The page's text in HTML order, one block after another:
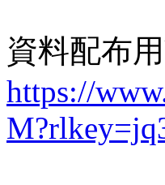
資料配布
https://